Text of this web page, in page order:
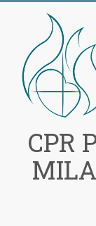
contenido
CPR